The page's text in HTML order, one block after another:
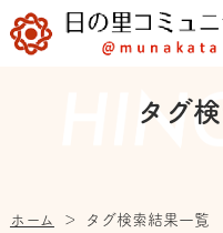
タグ
ホーム ＞ タグ検索結果一覧